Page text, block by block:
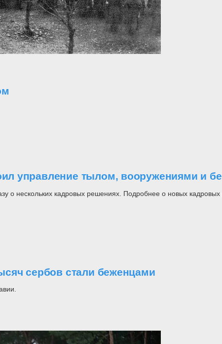
управление тылом, вооружениями и
о нескольких кадровых решениях. Подробнее о новых
сербов стали беженцами